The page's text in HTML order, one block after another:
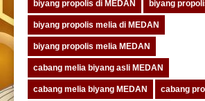
biyang propolis di MEDAN biyang
biyang propolis melia di MEDAN
biyang propolis melia MEDAN
cabang melia biyang asli MEDAN
cabang melia biyang MEDAN cabang